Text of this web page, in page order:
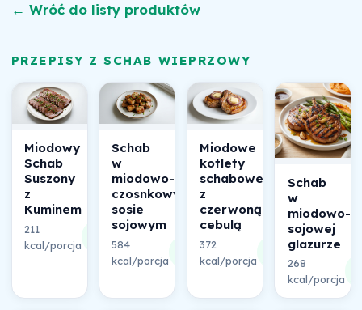
← Wróć do listy produktów
PRZEPISY Z SCHAB WIEPRZOWY
Miodowy
Schab
Suszony
z
Kuminem
211
kcal/porcja
składu
Schab
w
miodowo-
czosnkowym
sosie
sojowym
584
kcal/porcja
składu
Miodowe
kotlety
schabowe
z
czerwoną
cebulą
372
kcal/porcja
składu
Schab
w
miodowo-
sojowej
glazurze
268
kcal/porcja